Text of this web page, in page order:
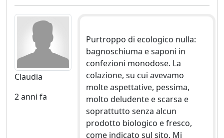
Claudia
2 anni fa
Purtroppo di ecologico nulla:
bagnoschiuma e saponi in
confezioni monodose. La
colazione, su cui avevamo
molte aspettative, pessima,
molto deludente e scarsa e
soprattutto senza alcun
prodotto biologico e fresco,
come indicato sul sito. Mi